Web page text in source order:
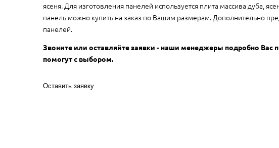
ясеня. Для изготовления панелей используется плита массива дуба,
панель можно купить на заказ по Вашим размерам. Дополнительно
панелей.
Звоните или оставляйте заявки - наши менеджеры подробно Вас
помогут с выбором.
Оставить заявку